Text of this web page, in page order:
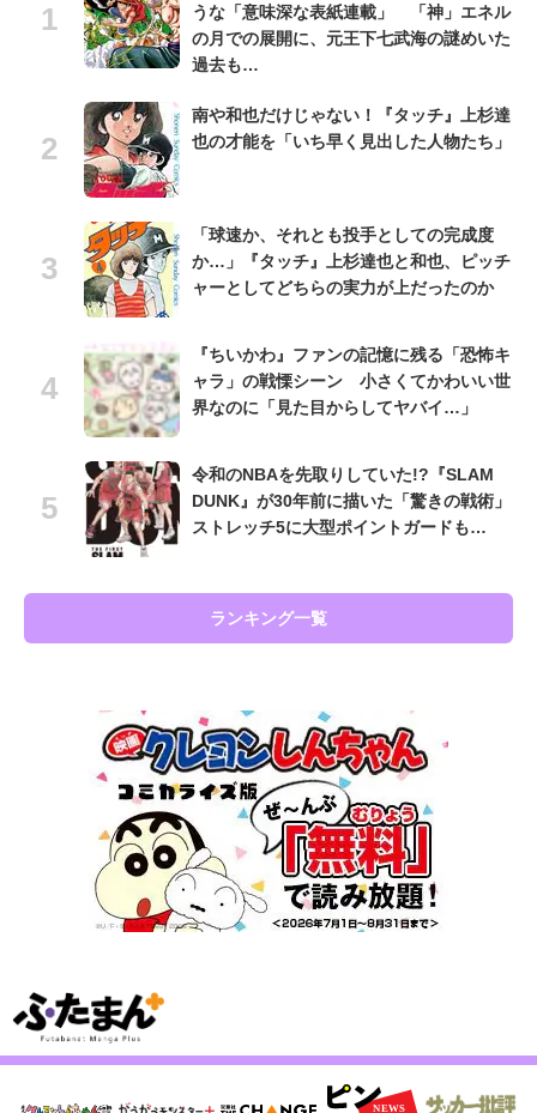
うな「意味深な表紙連載」 「神」エネル
の月での展開に、元王下七武海の謎めいた
過去も…
南や和也だけじゃない！『タッチ』上杉達
也の才能を「いち早く見出した人物たち」
「球速か、それとも投手としての完成度
か…」『タッチ』上杉達也と和也、ピッチ
ャーとしてどちらの実力が上だったのか
『ちいかわ』ファンの記憶に残る「恐怖キ
ャラ」の戦慄シーン 小さくてかわいい世
界なのに「見た目からしてヤバイ…」
令和のNBAを先取りしていた!?『SLAM
DUNK』が30年前に描いた「驚きの戦術」
ストレッチ5に大型ポイントガードも…
ランキング一覧